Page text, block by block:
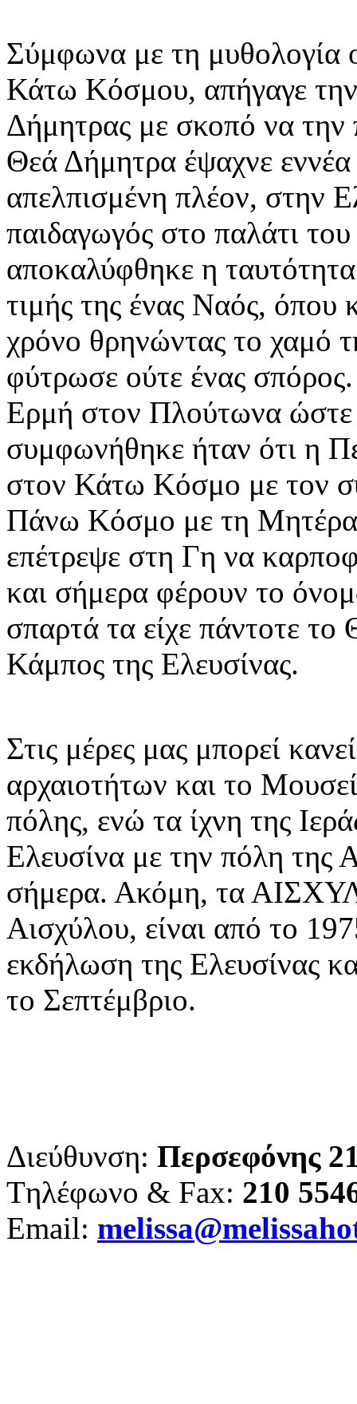
Σύμφωνα με τη μυθολογία
Κάτω Κόσμου, απήγαγε
Δήμητρας με σκοπό να την
Θεά Δήμητρα έψαχνε
απελπισμένη πλέον, στην
παιδαγωγός στο παλάτι
αποκαλύφθηκε η ταυτότητα
τιμής της ένας Ναός, όπου
χρόνο θρηνώντας το χαμό
φύτρωσε ούτε ένας
Ερμή στον Πλούτωνα
συμφωνήθηκε ήταν ότι η
στον Κάτω Κόσμο με τον
Πάνω Κόσμο με τη
επέτρεψε στη Γη να
και σήμερα φέρουν το
σπαρτά τα είχε πάντοτε
Κάμπος της Ελευσίνας.
Στις μέρες μας μπορεί
αρχαιοτήτων και το
πόλης, ενώ τα ίχνη της
Ελευσίνα με την πόλη της
σήμερα. Ακόμη, τα
Αισχύλου, είναι από το
εκδήλωση της Ελευσίνας
το Σεπτέμβριο.
Διεύθυνση: Περσεφόνης
Tηλέφωνο & Fax: 210
Email: